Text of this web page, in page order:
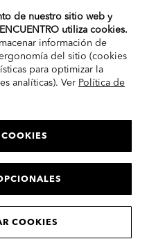
los derechos reservados.
de nuestro sitio web y
utiliza cookies.
información de
del sitio (cookies
para optimizar la
analíticas). Ver Política de
COOKIES
COOKIES